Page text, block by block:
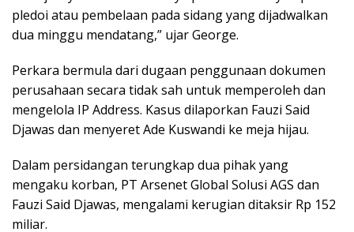
pledoi atau pembelaan pada sidang yang dijadwalkan
dua minggu mendatang,” ujar George.
Perkara bermula dari dugaan penggunaan dokumen
perusahaan secara tidak sah untuk memperoleh dan
mengelola IP Address. Kasus dilaporkan Fauzi Said
Djawas dan menyeret Ade Kuswandi ke meja hijau.
Dalam persidangan terungkap dua pihak yang
mengaku korban, PT Arsenet Global Solusi AGS dan
Fauzi Said Djawas, mengalami kerugian ditaksir Rp 152
miliar.